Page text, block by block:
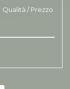
Qualità / Prezzo